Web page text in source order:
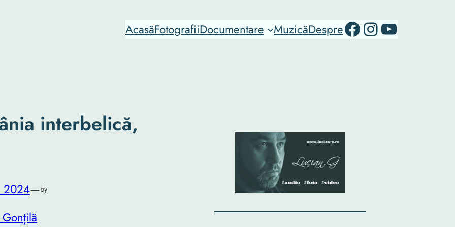
AcasăFotografiiDocumentare MuzicăDespreRO-mondo's Facebook page
RO-mondo's Instagram ProfileRO-mondo's Youtube channel
interbelică,
2024—by